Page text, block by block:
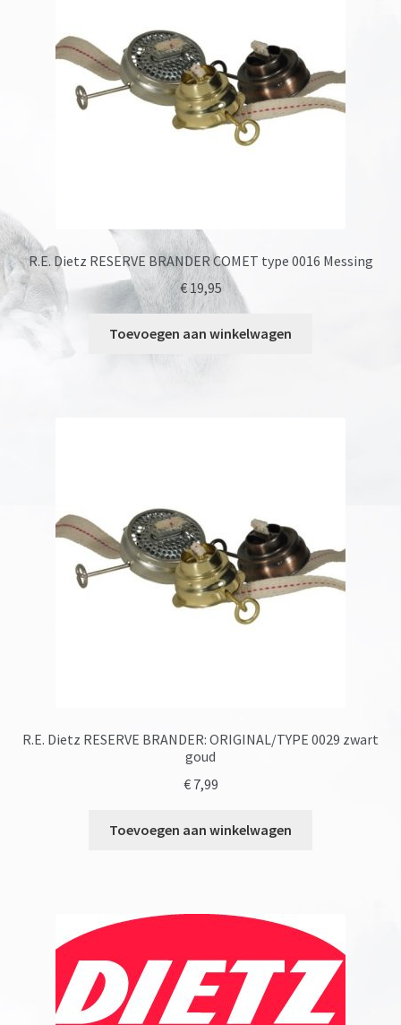
R.E. Dietz RESERVE BRANDER COMET type 0016 Messing
€19,95
Toevoegen aan winkelwagen
R.E. Dietz RESERVE BRANDER: ORIGINAL/TYPE 0029 zwart
goud
€7,99
Toevoegen aan winkelwagen